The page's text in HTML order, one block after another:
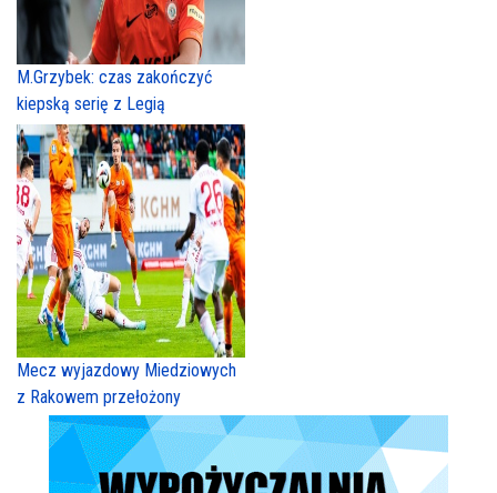
M.Grzybek: czas zakończyć
kiepską serię z Legią
Mecz wyjazdowy Miedziowych
z Rakowem przełożony